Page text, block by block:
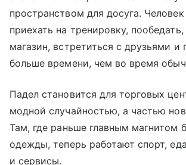
пространством для досуга.
приехать на тренировку,
магазин, встретиться с друзьями и
больше времени, чем во время
Падел становится для торговых
модной случайностью, а частью
Там, где раньше главным магнитом
одежды, теперь работают спорт,
и сервисы.